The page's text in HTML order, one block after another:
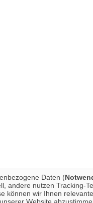
Daten (
andere nutzen Tracking-
können wir Ihnen